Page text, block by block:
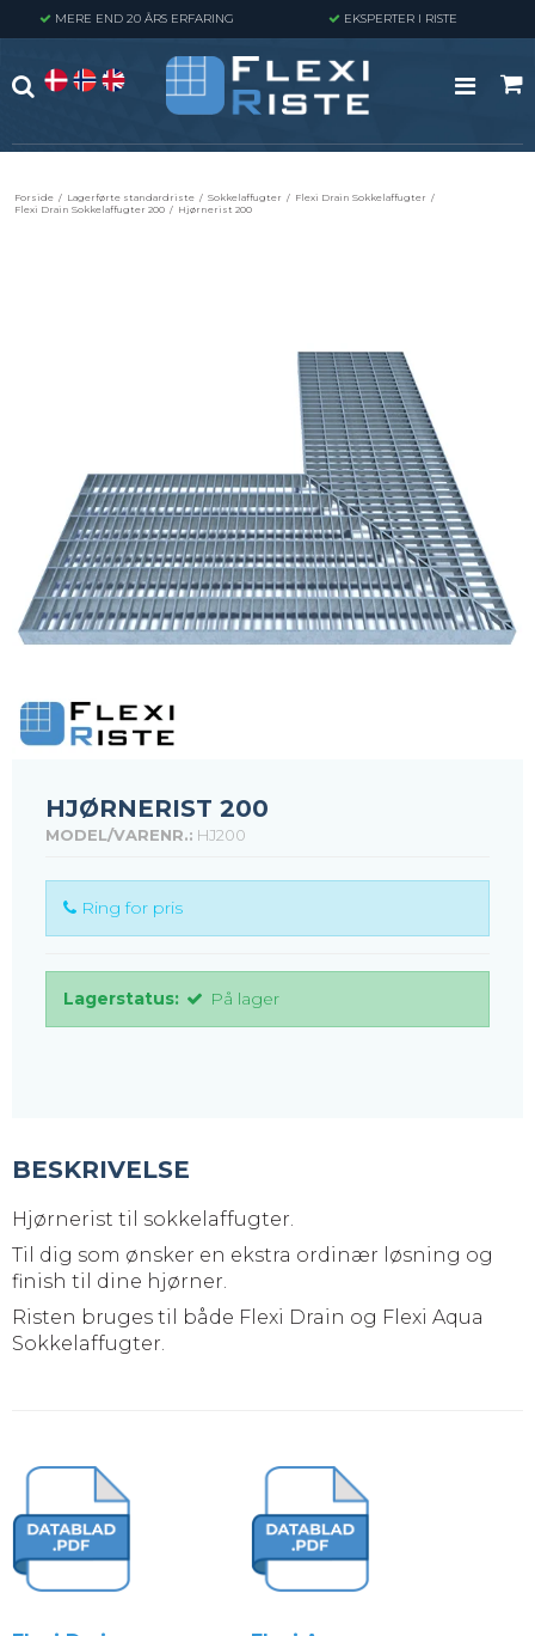
MERE END 20 ÅRS ERFARING EKSPERTER I RISTE
Forside / Lagerførte standardriste / Sokkelaffugter / Flexi Drain Sokkelaffugter /
Flexi Drain Sokkelaffugter 200 / Hjørnerist 200
HJØRNERIST 200
MODEL/VARENR.: HJ200
Ring for pris
Lagerstatus: På lager
BESKRIVELSE
Hjørnerist til sokkelaffugter.
Til dig som ønsker en ekstra ordinær løsning og
finish til dine hjørner.
Risten bruges til både Flexi Drain og Flexi Aqua
Sokkelaffugter.